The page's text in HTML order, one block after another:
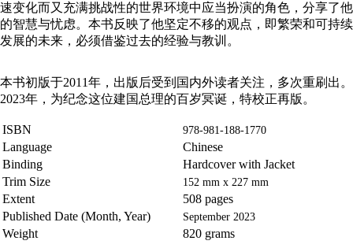
速变化而又充满挑战性的世界环境中应当扮演的角色，分享了他
的智慧与忧虑。本书反映了他坚定不移的观点，即繁荣和可持续
发展的未来，必须借鉴过去的经验与教训。
本书初版于2011年，出版后受到国内外读者关注，多次重刷出。
2023年，为纪念这位建国总理的百岁冥诞，特校正再版。
ISBN 978-981-188-1770
Language
Chinese
Binding
Hardcover with Jacket
Trim Size
152 mm x 227 mm
Extent
508 pages
Published Date (Month, Year)
September 2023
Weight 820 grams